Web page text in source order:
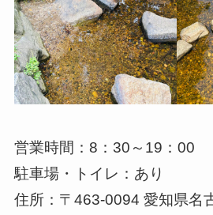
営業時間：8：30～19：00
駐車場・トイレ：あり
住所：〒463-0094 愛知県名